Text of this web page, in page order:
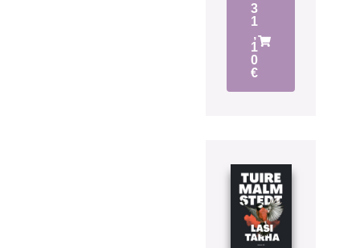
3
1
,
1
0
€